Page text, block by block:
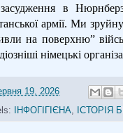
в Нюрнберзі
армії. Ми
на поверхню”
німецькі
19, 2026
ІНФОГІГІЄНА ІСТОРІЯ